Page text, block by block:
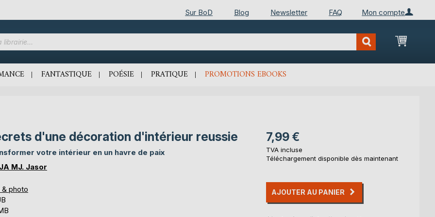
Mon compte
Sur BoD Blog Newsletter FAQ
Mon
FANTASTIQUE POÉSIE PRATIQUE PROMOTIONS EBOOKS
d'une décoration d'intérieur reussie
votre intérieur en un havre de paix
MJ. Jasor
& photo
7,99 €
TVA incluse
Téléchargement disponible dès maintenant
AJOUTER AU PANIER